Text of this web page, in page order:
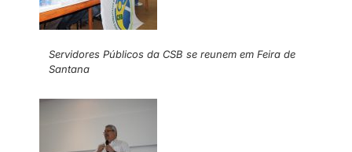
Servidores Públicos da CSB se reunem em Feira de
Santana